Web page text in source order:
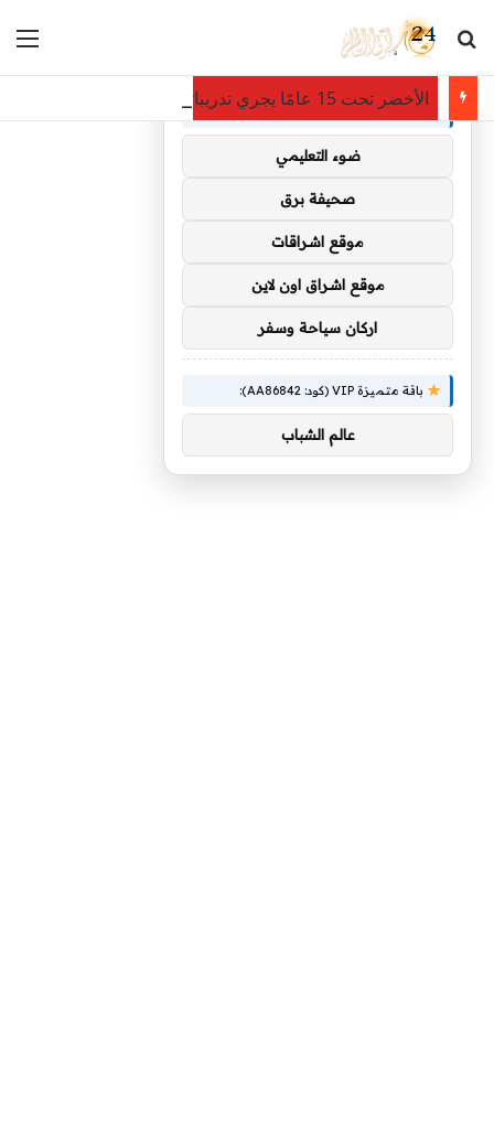
بحث عن
الأخضر تحت 15 عامًا يجري تدريباته في معسكر أبها
توصيات :
باقة متميزة VIP (كود: AA35872):
ضوء التعليمي
صحيفة برق
موقع اشراقات
موقع اشراق اون لاين
اركان سياحة وسفر
باقة متميزة VIP (كود: AA86842):
عالم الشباب